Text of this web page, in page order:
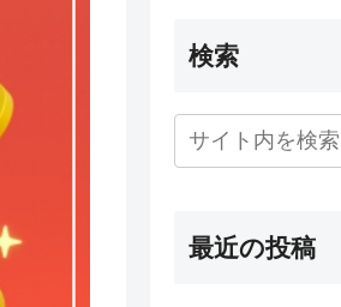
検索
最近の投稿